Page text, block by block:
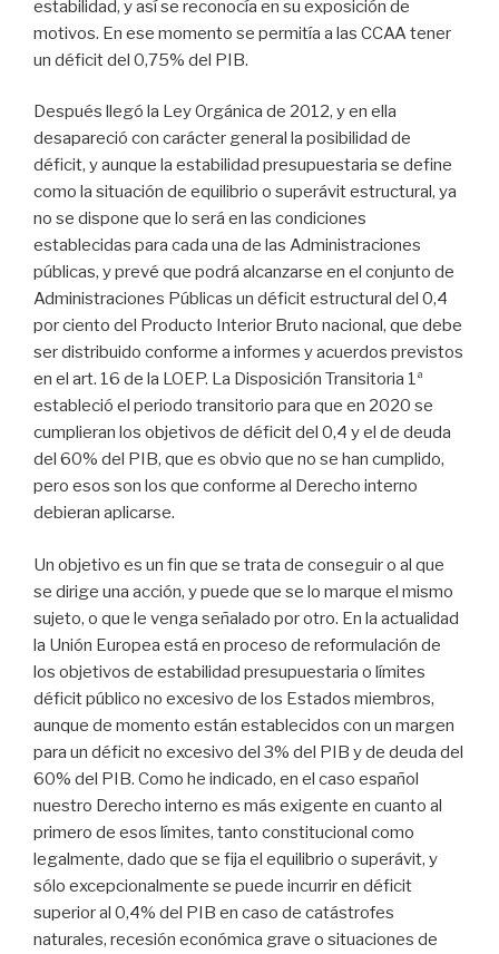
estabilidad, y así se reconocía en su exposición de
motivos. En ese momento se permitía a las CCAA tener
un déficit del 0,75% del PIB.
Después llegó la Ley Orgánica de 2012, y en ella
desapareció con carácter general la posibilidad de
déficit, y aunque la estabilidad presupuestaria se define
como la situación de equilibrio o superávit estructural, ya
no se dispone que lo será en las condiciones
establecidas para cada una de las Administraciones
públicas, y prevé que podrá alcanzarse en el conjunto de
Administraciones Públicas un déficit estructural del 0,4
por ciento del Producto Interior Bruto nacional, que debe
ser distribuido conforme a informes y acuerdos previstos
en el art. 16 de la LOEP. La Disposición Transitoria 1ª
estableció el periodo transitorio para que en 2020 se
cumplieran los objetivos de déficit del 0,4 y el de deuda
del 60% del PIB, que es obvio que no se han cumplido,
pero esos son los que conforme al Derecho interno
debieran aplicarse.
Un objetivo es un fin que se trata de conseguir o al que
se dirige una acción, y puede que se lo marque el mismo
sujeto, o que le venga señalado por otro. En la actualidad
la Unión Europea está en proceso de reformulación de
los objetivos de estabilidad presupuestaria o límites
déficit público no excesivo de los Estados miembros,
aunque de momento están establecidos con un margen
para un déficit no excesivo del 3% del PIB y de deuda del
60% del PIB. Como he indicado, en el caso español
nuestro Derecho interno es más exigente en cuanto al
primero de esos límites, tanto constitucional como
legalmente, dado que se fija el equilibrio o superávit, y
sólo excepcionalmente se puede incurrir en déficit
superior al 0,4% del PIB en caso de catástrofes
naturales, recesión económica grave o situaciones de